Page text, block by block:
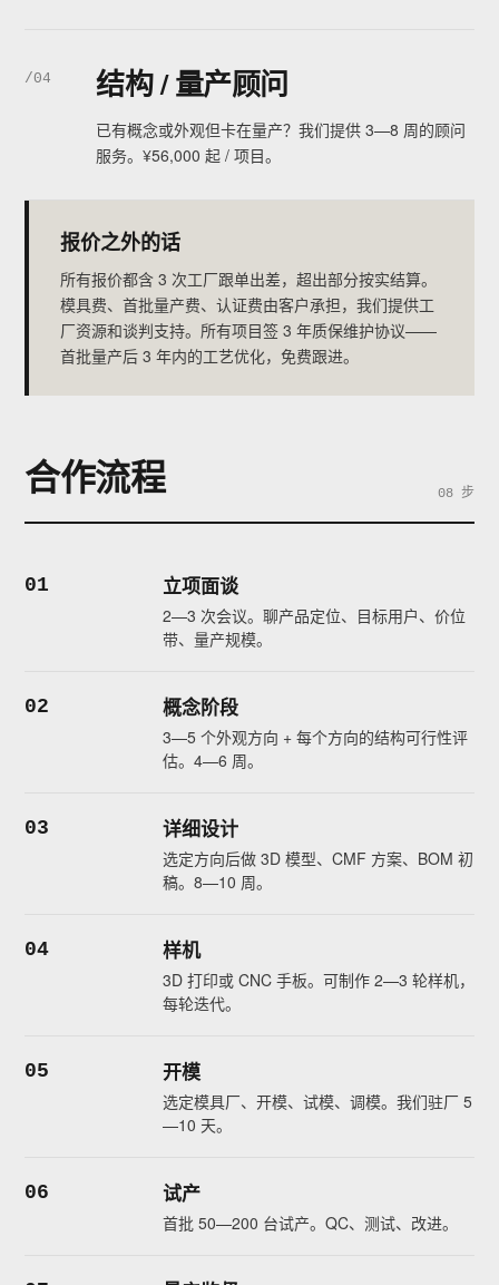
/04 结构 / 量产顾问
已有概念或外观但卡在量产？我们提供 3—8 周的顾问
服务。¥56,000 起 / 项目。
报价之外的话
所有报价都含 3 次工厂跟单出差，超出部分按实结算。
模具费、首批量产费、认证费由客户承担，我们提供工
厂资源和谈判支持。所有项目签 3 年质保维护协议——
首批量产后 3 年内的工艺优化，免费跟进。
合作流程 08 步
01 立项面谈
2—3 次会议。聊产品定位、目标用户、价位
带、量产规模。
02 概念阶段
3—5 个外观方向 + 每个方向的结构可行性评
估。4—6 周。
03 详细设计
选定方向后做 3D 模型、CMF 方案、BOM 初
稿。8—10 周。
04 样机
3D 打印或 CNC 手板。可制作 2—3 轮样机，
每轮迭代。
05 开模
选定模具厂、开模、试模、调模。我们驻厂 5
—10 天。
06 试产
首批 50—200 台试产。QC、测试、改进。